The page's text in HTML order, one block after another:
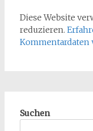
Diese Website
reduzieren.
Kommentardaten
Suchen